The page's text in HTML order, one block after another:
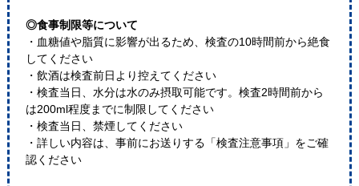
◎食事制限等について
・血糖値や脂質に影響が出るため、検査の10時間前から絶食
してください
・飲酒は検査前日より控えてください
・検査当日、水分は水のみ摂取可能です。検査2時間前から
は200ml程度までに制限してください
・検査当日、禁煙してください
・詳しい内容は、事前にお送りする「検査注意事項」をご確
認ください